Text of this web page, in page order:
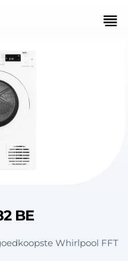
BE
Whirlpool FFT